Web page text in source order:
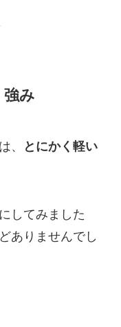
強み
、
とにかく軽い
してみました
ありませんでし